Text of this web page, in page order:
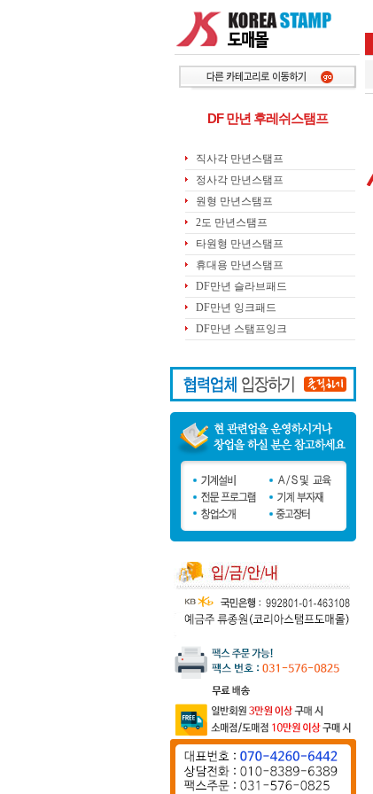
DF 만년 후레쉬스탬프
직사각 만년스탬프
정사각 만년스탬프
원형 만년스탬프
2도 만년스탬프
타원형 만년스탬프
휴대용 만년스탬프
DF만년 슬라브패드
DF만년 잉크패드
DF만년 스탬프잉크